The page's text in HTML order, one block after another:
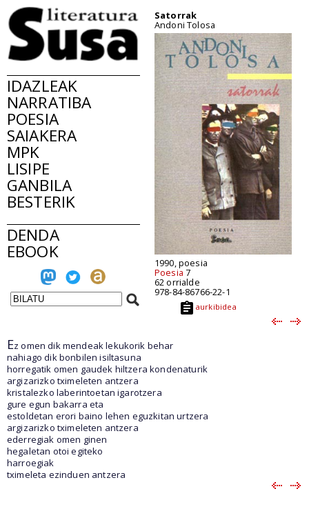
IDAZLEAK
NARRATIBA
POESIA
SAIAKERA
MPK
LISIPE
GANBILA
BESTERIK
DENDA
EBOOK
Satorrak
Andoni Tolosa
1990, poesia
Poesia 7
62 orrialde
978-84-86766-22-1
aurkibidea
Ez omen dik mendeak lekukorik behar
nahiago dik bonbilen isiltasuna
horregatik omen gaudek hiltzera kondenaturik
argizarizko tximeleten antzera
kristalezko laberintoetan igarotzera
gure egun bakarra eta
estoldetan erori baino lehen eguzkitan urtzera
argizarizko tximeleten antzera
ederregiak omen ginen
hegaletan otoi egiteko
harroegiak
tximeleta ezinduen antzera